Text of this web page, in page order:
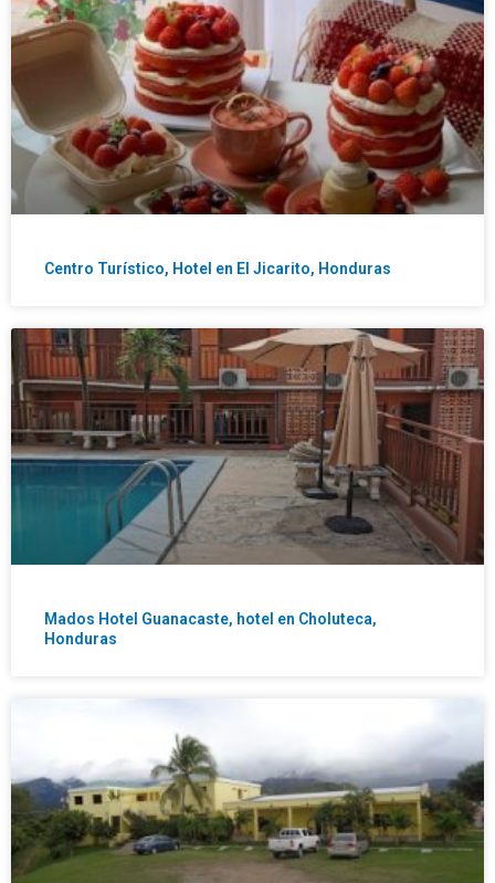
Centro Turístico, Hotel en El Jicarito, Honduras
Mados Hotel Guanacaste, hotel en Choluteca,
Honduras